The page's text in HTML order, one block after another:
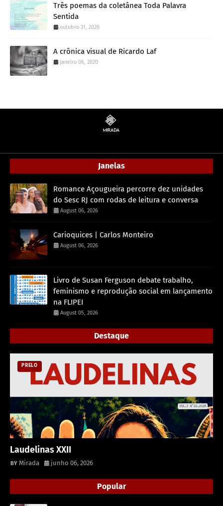
Três poemas da coletânea Toda Palavra
Sentida
outubro 31, 2020
A crônica visual de Ricardo Laf
janeiro 06, 2020
Janelas
Romance Açougueira percorre dez unidades
do Sesc RJ com rodas de leitura e conversa
August 06, 2026
Carioquices | Carlos Monteiro
August 06, 2026
Livro de Susan Ferguson debate trabalho,
feminismo e reprodução social em lançamento
na FLIPEI
August 05, 2026
Destaque
PRELO
Laudelinas XXII
Mirada junho 06, 2026
Popular